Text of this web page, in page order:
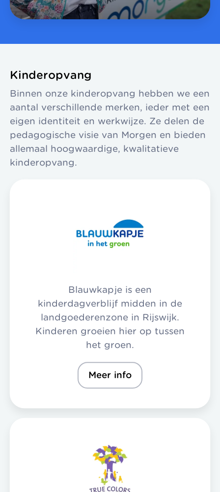
Kinderopvang
Binnen onze kinderopvang hebben we een
aantal verschillende merken, ieder met een
eigen identiteit en werkwijze. Ze delen de
pedagogische visie van Morgen en bieden
allemaal hoogwaardige, kwalitatieve
kinderopvang.
Blauwkapje is een
kinderdagverblijf midden in de
landgoederenzone in Rijswijk.
Kinderen groeien hier op tussen
het groen.
Meer info